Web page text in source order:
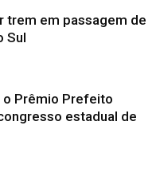
trem em passagem de
Sul
o Prêmio Prefeito
estadual de